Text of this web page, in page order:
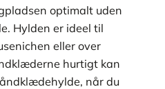
optimalt uden
Hylden er ideel til
eller over
hurtigt kan
når du